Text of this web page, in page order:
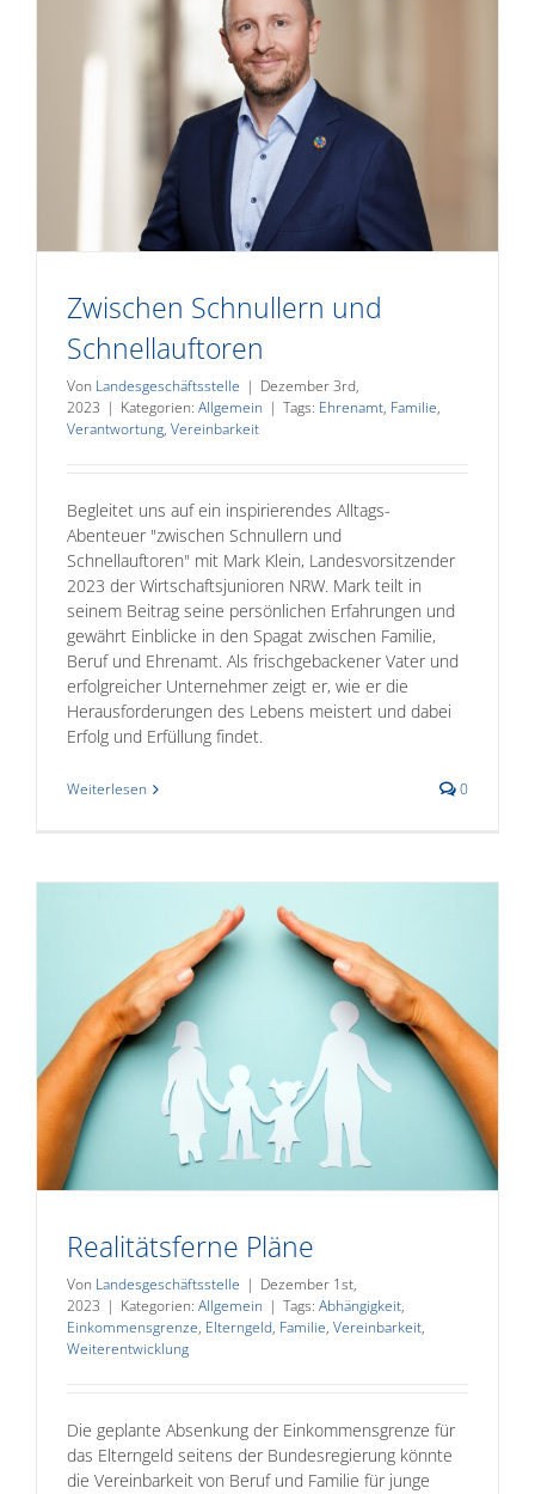
Zwischen Schnullern und
Schnellauftoren
Von Landesgeschäftsstelle | Dezember 3rd,
2023 | Kategorien: Allgemein | Tags: Ehrenamt, Familie,
Verantwortung, Vereinbarkeit
Begleitet uns auf ein inspirierendes Alltags-
Abenteuer "zwischen Schnullern und
Schnellauftoren" mit Mark Klein, Landesvorsitzender
2023 der Wirtschaftsjunioren NRW. Mark teilt in
seinem Beitrag seine persönlichen Erfahrungen und
gewährt Einblicke in den Spagat zwischen Familie,
Beruf und Ehrenamt. Als frischgebackener Vater und
erfolgreicher Unternehmer zeigt er, wie er die
Herausforderungen des Lebens meistert und dabei
Erfolg und Erfüllung findet.
Weiterlesen 0
Realitätsferne Pläne
Von Landesgeschäftsstelle | Dezember 1st,
2023 | Kategorien: Allgemein | Tags: Abhängigkeit,
Einkommensgrenze, Elterngeld, Familie, Vereinbarkeit,
Weiterentwicklung
Die geplante Absenkung der Einkommensgrenze für
das Elterngeld seitens der Bundesregierung könnte
die Vereinbarkeit von Beruf und Familie für junge